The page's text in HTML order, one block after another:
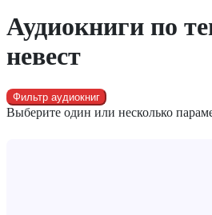
Аудиокниги по
невест
Фильтр аудиокниг
Выберите один или несколько